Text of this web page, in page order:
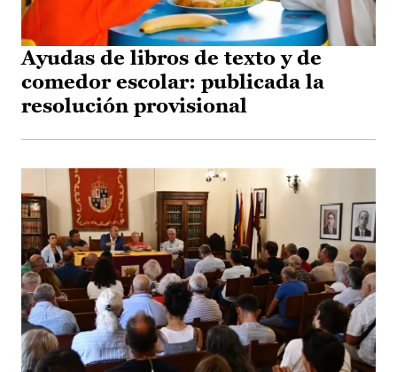
Ayudas de libros de texto y de
comedor escolar: publicada la
resolución provisional